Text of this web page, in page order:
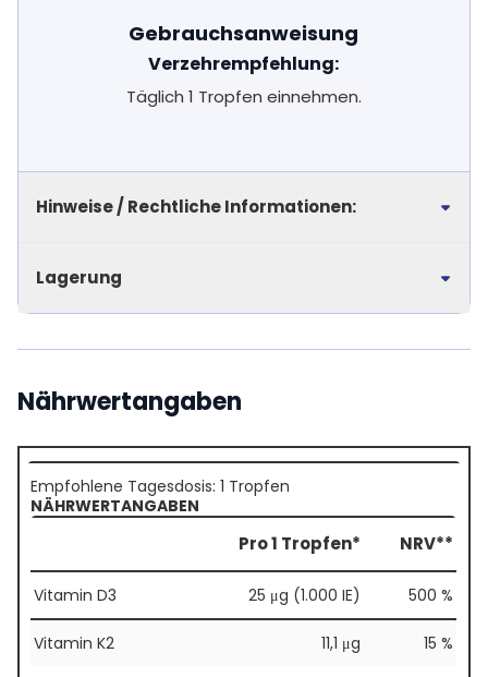
Gebrauchsanweisung
Verzehrempfehlung:
Täglich 1 Tropfen einnehmen.
Hinweise / Rechtliche Informationen:
Lagerung
Nährwertangaben
Empfohlene Tagesdosis: 1 Tropfen
NÄHRWERTANGABEN
Pro 1 Tropfen* NRV**
Vitamin D3 25 μg (1.000 IE) 500 %
Vitamin K2 11,1 μg 15 %